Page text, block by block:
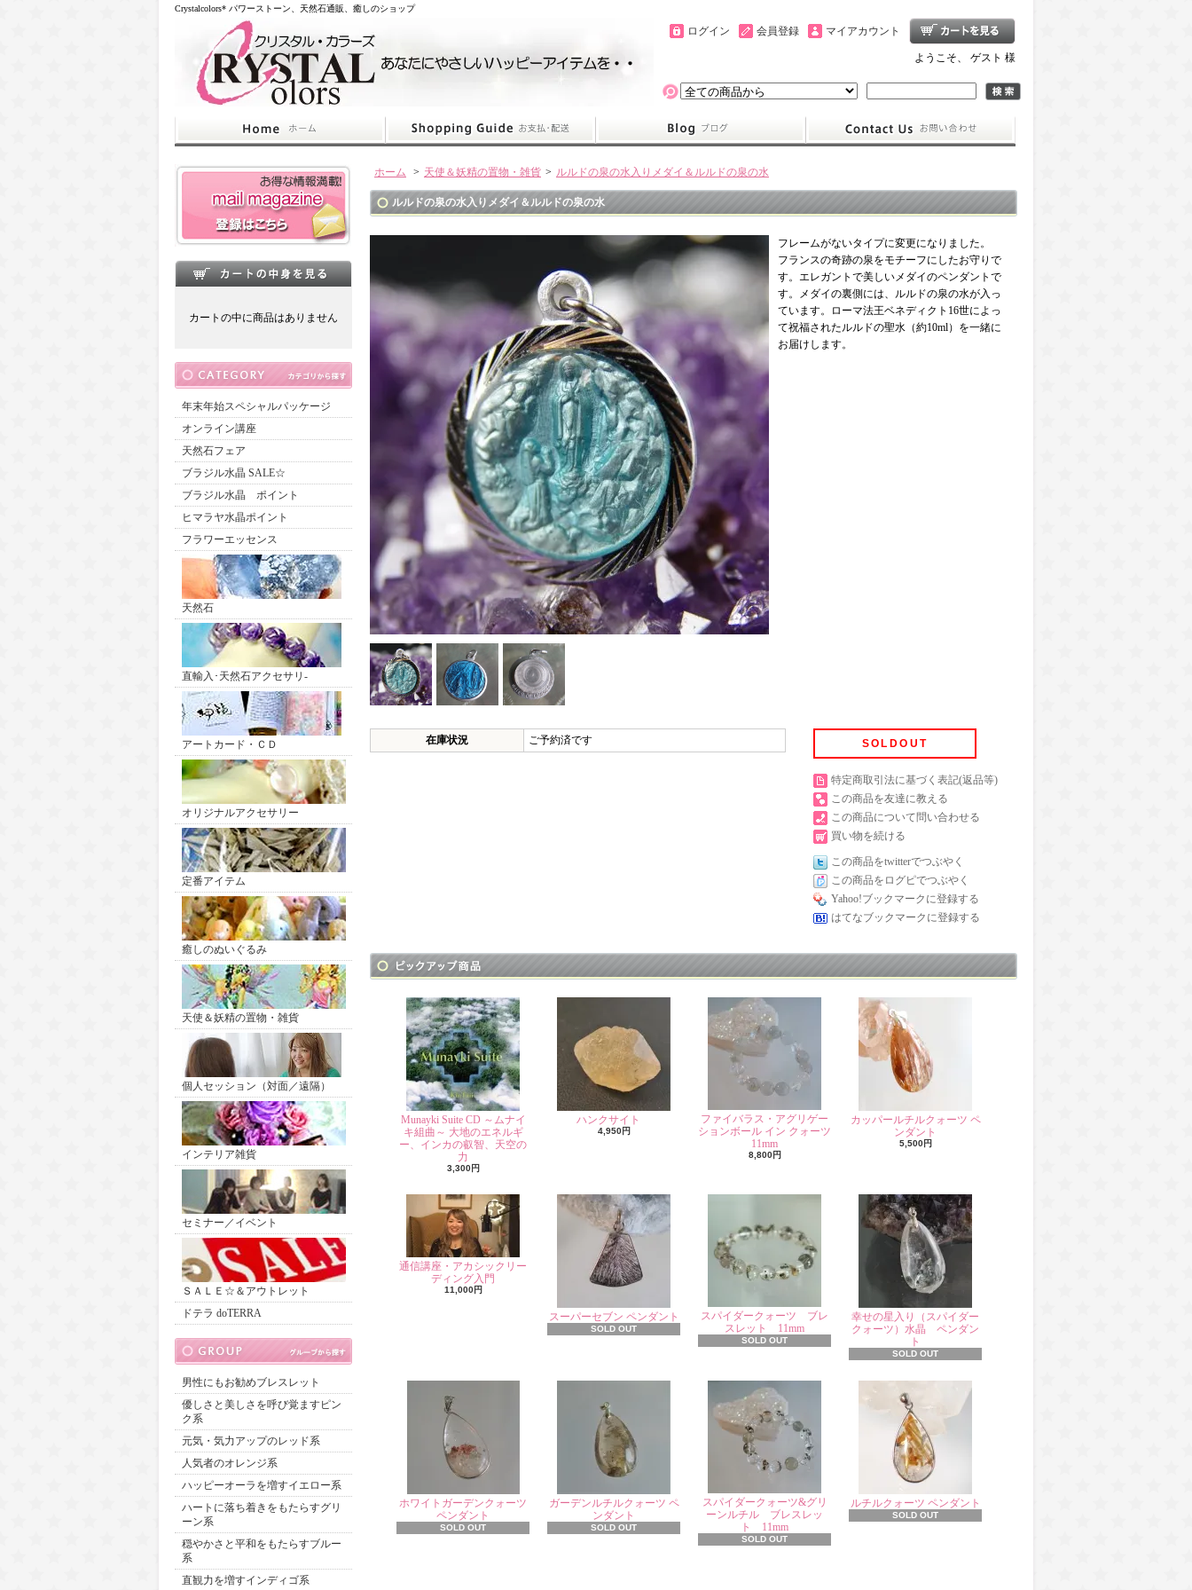
Crystalcolors* パワーストーン、天然石通販、癒しのショップ
マイアカウント
会員登録
ログイン
ようこそ、 ゲスト 様
カートの中に商品はありません
年末年始スペシャルパッケージ
オンライン講座
天然石フェア
ブラジル水晶 SALE☆
ブラジル水晶 ポイント
ヒマラヤ水晶ポイント
フラワーエッセンス
天然石
直輸入･天然石アクセサリ-
アートカード・ＣＤ
オリジナルアクセサリー
定番アイテム
癒しのぬいぐるみ
天使＆妖精の置物・雑貨
個人セッション（対面／遠隔）
インテリア雑貨
セミナー／イベント
ＳＡＬＥ☆＆アウトレット
ドテラ doTERRA
男性にもお勧めブレスレット
優しさと美しさを呼び覚ますピン
ク系
元気・気力アップのレッド系
人気者のオレンジ系
ハッピーオーラを増すイエロー系
ハートに落ち着きをもたらすグリ
ーン系
穏やかさと平和をもたらすブルー
系
直観力を増すインディゴ系
ホーム > 天使＆妖精の置物・雑貨 > ルルドの泉の水入りメダイ＆ルルドの泉の水
ルルドの泉の水入りメダイ＆ルルドの泉の水
フレームがないタイプに変更になりました。
フランスの奇跡の泉をモチーフにしたお守りで
す。エレガントで美しいメダイのペンダントで
す。メダイの裏側には、ルルドの泉の水が入っ
ています。ローマ法王ベネディクト16世によっ
て祝福されたルルドの聖水（約10ml）を一緒に
お届けします。
在庫状況 ご予約済です SOLDOUT
特定商取引法に基づく表記(返品等)
この商品を友達に教える
この商品について問い合わせる
買い物を続ける
この商品をtwitterでつぶやく
この商品をログピでつぶやく
Yahoo!ブックマークに登録する
はてなブックマークに登録する
Munayki Suite CD ～ムナイ
キ組曲～ 大地のエネルギ
ー、インカの叡智、天空の
力
3,300円
ハンクサイト
4,950円
ファイバラス・アグリゲー
ションボール イン クォーツ
11mm
8,800円
カッパールチルクォーツ ペ
ンダント
5,500円
通信講座・アカシックリー
ディング入門
11,000円
スーパーセブン ペンダント
SOLD OUT
スパイダークォーツ ブレ
スレット 11mm
SOLD OUT
幸せの星入り（スパイダー
クォーツ）水晶 ペンダン
ト
SOLD OUT
ホワイトガーデンクォーツ
ペンダント
SOLD OUT
ガーデンルチルクォーツ ペ
ンダント
SOLD OUT
スパイダークォーツ&グリ
ーンルチル ブレスレッ
ト 11mm
SOLD OUT
ルチルクォーツ ペンダント
SOLD OUT